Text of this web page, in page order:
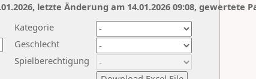
Kategorie
Geschlecht
Spielberechtigung
letzte Änderung am 14.01.2026 09:08, gewertete